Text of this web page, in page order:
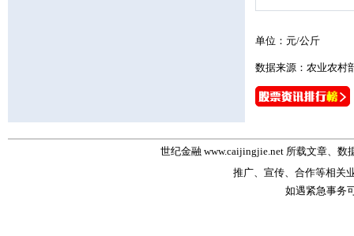
单位：元/公斤
数据来源：农业农村